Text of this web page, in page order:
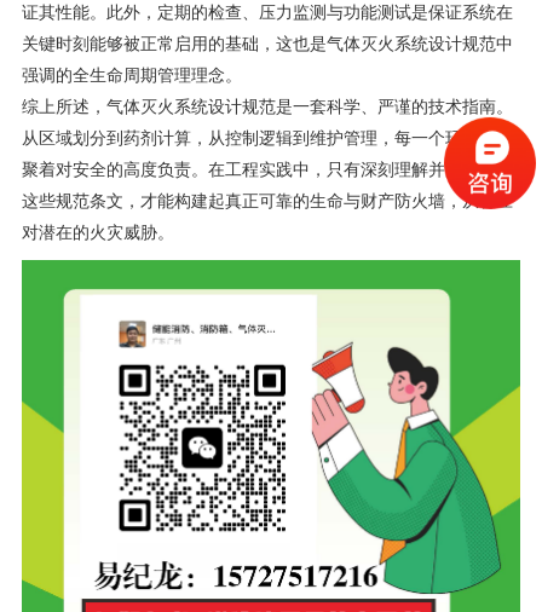
证其性能。此外，定期的检查、压力监测与功能测试是保证系统在
关键时刻能够被正常启用的基础，这也是气体灭火系统设计规范中
强调的全生命周期管理理念。
综上所述，气体灭火系统设计规范是一套科学、严谨的技术指南。
从区域划分到药剂计算，从控制逻辑到维护管理，每一个环节都凝
聚着对安全的高度负责。在工程实践中，只有深刻理解并严格执行
这些规范条文，才能构建起真正可靠的生命与财产防火墙，从容应
对潜在的火灾威胁。